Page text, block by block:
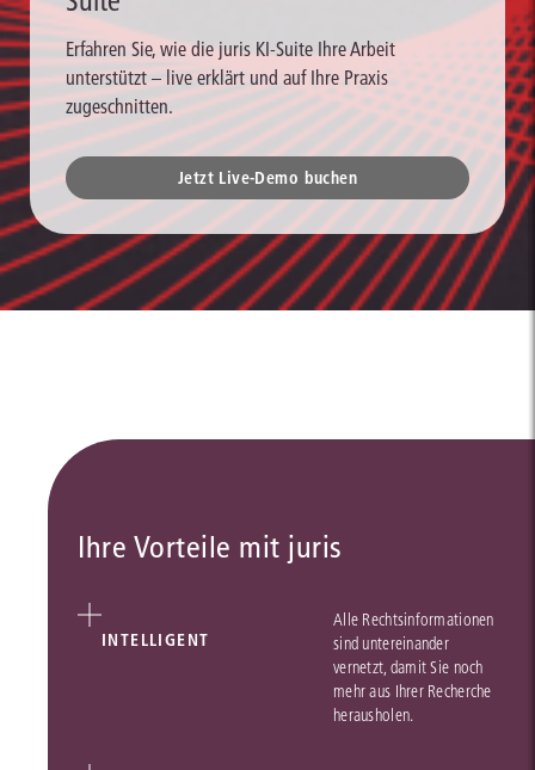
Erfahren Sie, wie die juris KI-Suite Ihre Arbeit
unterstützt – live erklärt und auf Ihre Praxis
zugeschnitten.
Jetzt Live-Demo buchen
Ihre Vorteile mit juris
INTELLIGENT
Alle Rechtsinformationen
sind untereinander
vernetzt, damit Sie noch
mehr aus Ihrer Recherche
herausholen.